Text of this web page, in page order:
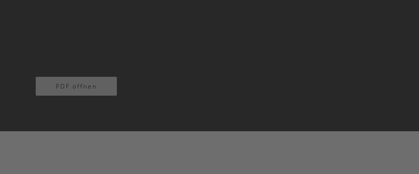
PDF öffnen